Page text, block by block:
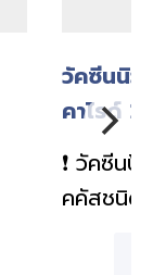
วัคซีนนิว
คาไรด์
❗ วัคซีนป้
คคัสชนิด